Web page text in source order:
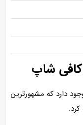
کافی شاپ
دارد که مشهورترین
کرد.